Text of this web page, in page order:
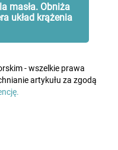
masła. Obniża
układ krążenia
- wszelkie prawa
artykułu za zgodą